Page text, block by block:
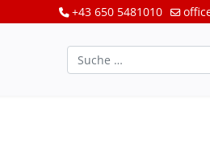
+43 650 5481010
Suchen